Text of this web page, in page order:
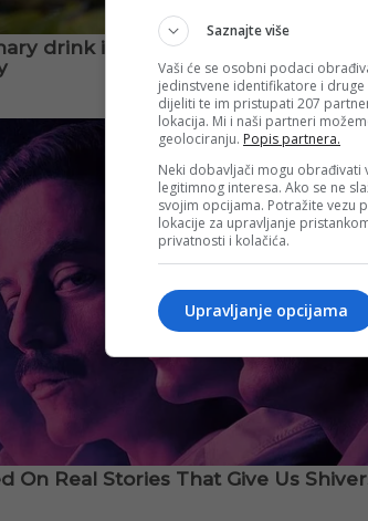
Saznajte više
Vaši će se osobni podaci
jedinstvene identifikatore i
dijeliti te im pristupati 207
lokacija. Mi i naši partneri
geolociranju. Popis partnera.
Neki dobavljači mogu obrađivati
legitimnog interesa. Ako se ne
svojim opcijama. Potražite vezu
lokacije za upravljanje
privatnosti i kolačića.
Upravljanje opcijama